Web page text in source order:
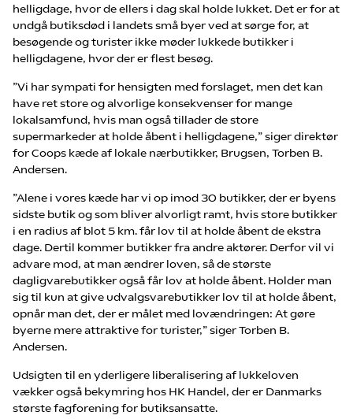
helligdage, hvor de ellers i dag skal holde lukket. Det er for at
undgå butiksdød i landets små byer ved at sørge for, at
besøgende og turister ikke møder lukkede butikker i
helligdagene, hvor der er flest besøg.
”Vi har sympati for hensigten med forslaget, men det kan
have ret store og alvorlige konsekvenser for mange
lokalsamfund, hvis man også tillader de store
supermarkeder at holde åbent i helligdagene,” siger direktør
for Coops kæde af lokale nærbutikker, Brugsen, Torben B.
Andersen.
”Alene i vores kæde har vi op imod 30 butikker, der er byens
sidste butik og som bliver alvorligt ramt, hvis store butikker
i en radius af blot 5 km. får lov til at holde åbent de ekstra
dage. Dertil kommer butikker fra andre aktører. Derfor vil vi
advare mod, at man ændrer loven, så de største
dagligvarebutikker også får lov at holde åbent. Holder man
sig til kun at give udvalgsvarebutikker lov til at holde åbent,
opnår man det, der er målet med lovændringen: At gøre
byerne mere attraktive for turister,” siger Torben B.
Andersen.
Udsigten til en yderligere liberalisering af lukkeloven
vækker også bekymring hos HK Handel, der er Danmarks
største fagforening for butiksansatte.